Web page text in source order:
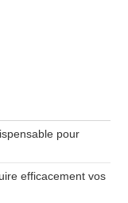
pour
efficacement vos